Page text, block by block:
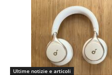
Ultime notizie e articoli